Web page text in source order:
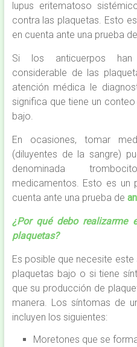
lupus eritematoso
contra las plaquetas. Esto
en cuenta ante una prueba de
Si los anticuerpos han
considerable de las
atención médica le
significa que tiene un
bajo.
En ocasiones, tomar
(diluyentes de la sangre)
denominada
medicamentos. Esto es un
cuenta ante una prueba de
¿Por qué debo realizarme
plaquetas?
Es posible que necesite
plaquetas bajo o si tiene
que su producción de
manera. Los síntomas de
incluyen los siguientes:
Moretones que se